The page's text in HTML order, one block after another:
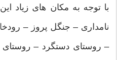
با توجه به مکان های زیاد
نامداری – جنگل پروز –
– روستای دستگرد – روستای